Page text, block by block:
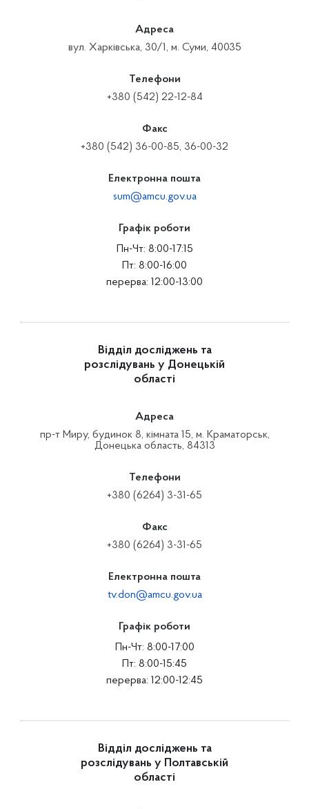
Адреса
вул. Харківська, 30/1, м. Суми, 40035
Телефони
+380 (542) 22-12-84
Факс
+380 (542) 36-00-85, 36-00-32
Електронна пошта
sum@amcu.gov.ua
Графік роботи
Пн-Чт: 8:00-17:15
Пт: 8:00-16:00
перерва: 12:00-13:00
Відділ досліджень та
розслідувань у Донецькій
області
Адреса
пр-т Миру, будинок 8, кімната 15, м. Краматорськ,
Донецька область, 84313
Телефони
+380 (6264) 3-31-65
Факс
+380 (6264) 3-31-65
Електронна пошта
tv.don@amcu.gov.ua
Графік роботи
Пн-Чт: 8:00-17:00
Пт: 8:00-15:45
перерва: 12:00-12:45
Відділ досліджень та
розслідувань у Полтавській
області